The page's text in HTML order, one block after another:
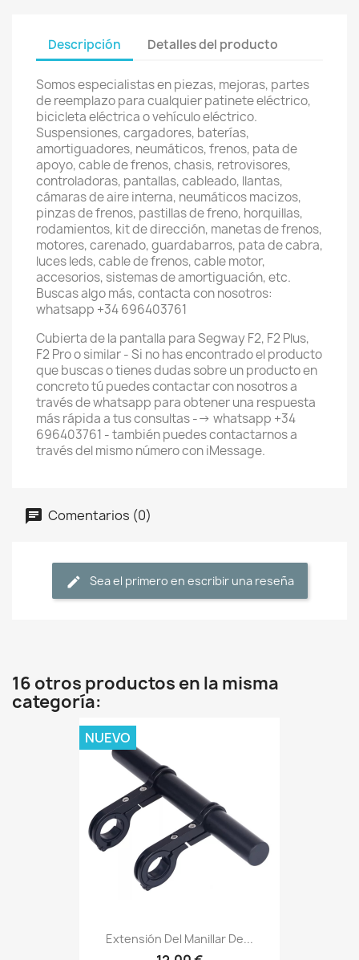
Descripción Detalles del producto
Somos especialistas en piezas, mejoras, partes
de reemplazo para cualquier patinete eléctrico,
bicicleta eléctrica o vehículo eléctrico.
Suspensiones, cargadores, baterías,
amortiguadores, neumáticos, frenos, pata de
apoyo, cable de frenos, chasis, retrovisores,
controladoras, pantallas, cableado, llantas,
cámaras de aire interna, neumáticos macizos,
pinzas de frenos, pastillas de freno, horquillas,
rodamientos, kit de dirección, manetas de frenos,
motores, carenado, guardabarros, pata de cabra,
luces leds, cable de frenos, cable motor,
accesorios, sistemas de amortiguación, etc.
Buscas algo más, contacta con nosotros:
whatsapp +34 696403761
Cubierta de la pantalla para Segway F2, F2 Plus,
F2 Pro o similar - Si no has encontrado el producto
que buscas o tienes dudas sobre un producto en
concreto tú puedes contactar con nosotros a
través de whatsapp para obtener una respuesta
más rápida a tus consultas --> whatsapp +34
696403761 - también puedes contactarnos a
través del mismo número con iMessage.
Comentarios (0)
Sea el primero en escribir una reseña
16 otros productos en la misma
categoría:
Extensión Del Manillar De...
NUEVO